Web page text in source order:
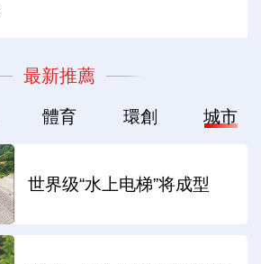
最新推薦
體育 環創 城市
世界级“水上电梯”将成型